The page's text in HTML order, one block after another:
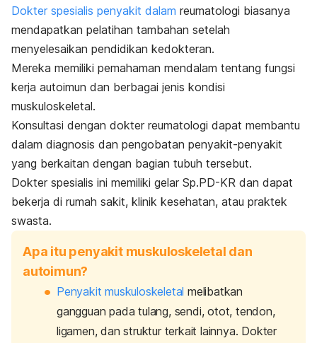
Dokter spesialis penyakit dalam reumatologi biasanya
mendapatkan pelatihan tambahan setelah
menyelesaikan pendidikan kedokteran.
Mereka memiliki pemahaman mendalam tentang fungsi
kerja autoimun dan berbagai jenis kondisi
muskuloskeletal.
Konsultasi dengan dokter reumatologi dapat membantu
dalam diagnosis dan pengobatan penyakit-penyakit
yang berkaitan dengan bagian tubuh tersebut.
Dokter spesialis ini memiliki gelar Sp.PD-KR dan dapat
bekerja di rumah sakit, klinik kesehatan, atau praktek
swasta.
Apa itu penyakit muskuloskeletal dan
autoimun?
Penyakit muskuloskeletal melibatkan
gangguan pada tulang, sendi, otot, tendon,
ligamen, dan struktur terkait lainnya. Dokter